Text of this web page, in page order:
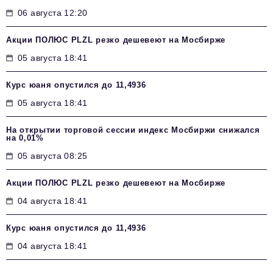
06 августа 12:20
Акции ПОЛЮС PLZL резко дешевеют на Мосбирже
05 августа 18:41
Курс юаня опустился до 11,4936
05 августа 18:41
На открытии торговой сессии индекс Мосбиржи снижался
на 0,01%
05 августа 08:25
Акции ПОЛЮС PLZL резко дешевеют на Мосбирже
04 августа 18:41
Курс юаня опустился до 11,4936
04 августа 18:41